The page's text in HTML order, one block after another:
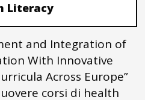
Literacy
and Integration of
With Innovative
Across Europe”
corsi di health